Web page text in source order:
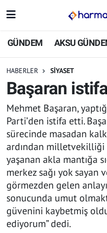
GÜNDEM AKSU
HABERLER SİYASET
Başaran
Mehmet Başaran,
Parti’den istifa etti.
sürecinde masadan
ardından
yaşanan akla mantığa
merkez sağı yok sayan
görmezden gelen
sonucunda umut
güvenini kaybetmiş
ediyorum” dedi.
GÜNDEM
SİYASET
TARIM
YEREL YÖNETİMLER
EKONOMİ
ASAYİŞ
SPOR
İstanbul Nöbetçi
İstanbul Trafik
Süper Lig Puan
Tüm Manşetler
Son Dakika Haberleri
Haber Arşivi